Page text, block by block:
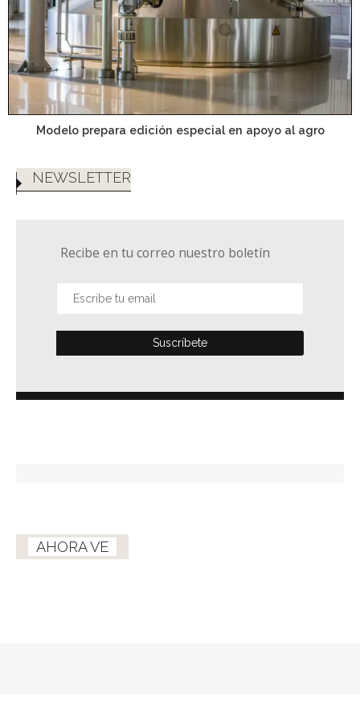
Modelo prepara edición especial en apoyo al agro
NEWSLETTER
Recibe en tu correo nuestro boletín
AHORA VE